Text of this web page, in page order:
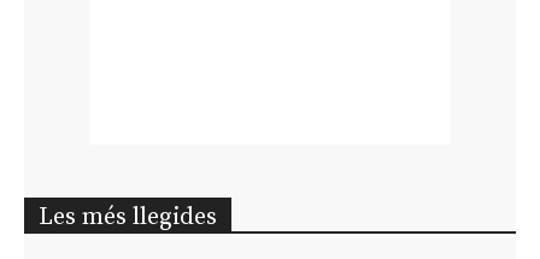
Les més llegides